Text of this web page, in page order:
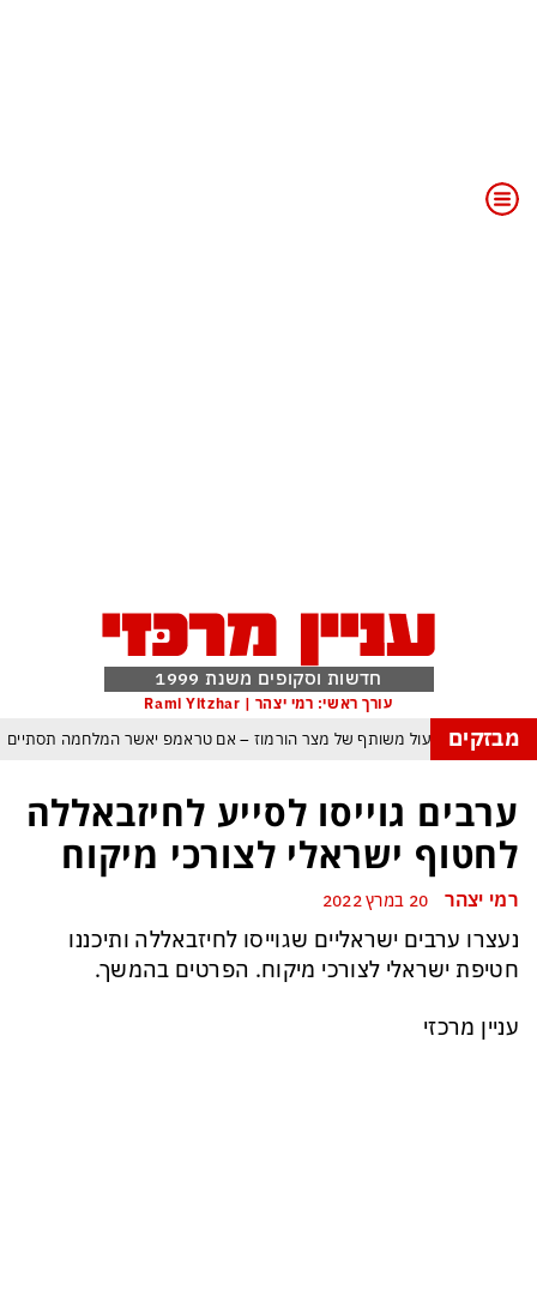
חדשות וסקופים משנת 1999
עורך ראשי: רמי יצהר | Rami Yitzhar
מבזקים
עומאן לגבי תפעול משותף של מצר הורמוז – אם טראמפ יאשר המלחמה תסתיים
ומיירטים להגנה – טראמפ נשאר רק עם ציוצי האיום המגוחכים שלא מזיזים לטהרן
כמדיניות: כך הפכה ההוצאה להורג לכלי ההרתעה המרכזי של המשטר האיראני
א-סיסי, ארדואן ושליט קטאר מכנסים פגישת ״כיפה אדומה״ לנתניהו בנושא עזה
נסוג, נתניהו הוזהר – ואיראן רשמה ניצחון אסטרטגי נוסף בלי שום מאמץ
ערבים גוייסו לסייע לחיזבאללה
לחטוף ישראלי לצורכי מיקוח
רמי יצהר
נעצרו ערבים ישראליים שגוייסו לחיזבאללה ותיכננו
חטיפת ישראלי לצורכי מיקוח. הפרטים בהמשך.
עניין מרכזי